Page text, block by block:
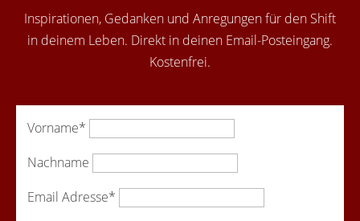
Inspirationen, Gedanken und Anregungen für den Shift
in deinem Leben. Direkt in deinen Email-Posteingang.
Kostenfrei.
Vorname*
Nachname
Email Adresse*